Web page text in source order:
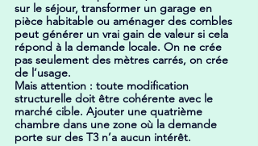
sur le séjour, transformer un garage en
pièce habitable ou aménager des combles
peut générer un vrai gain de valeur si cela
répond à la demande locale. On ne crée
pas seulement des mètres carrés, on crée
de l’usage.
Mais attention : toute modification
structurelle doit être cohérente avec le
marché cible. Ajouter une quatrième
chambre dans une zone où la demande
porte sur des T3 n’a aucun intérêt.